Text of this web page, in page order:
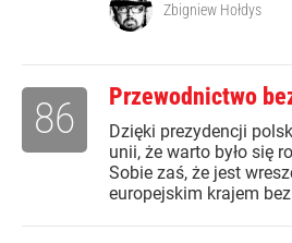
Zbigniew Hołdys
Przewodnictwo
Dzięki prezydencji
unii, że warto było się
Sobie zaś, że jest
europejskim krajem
86